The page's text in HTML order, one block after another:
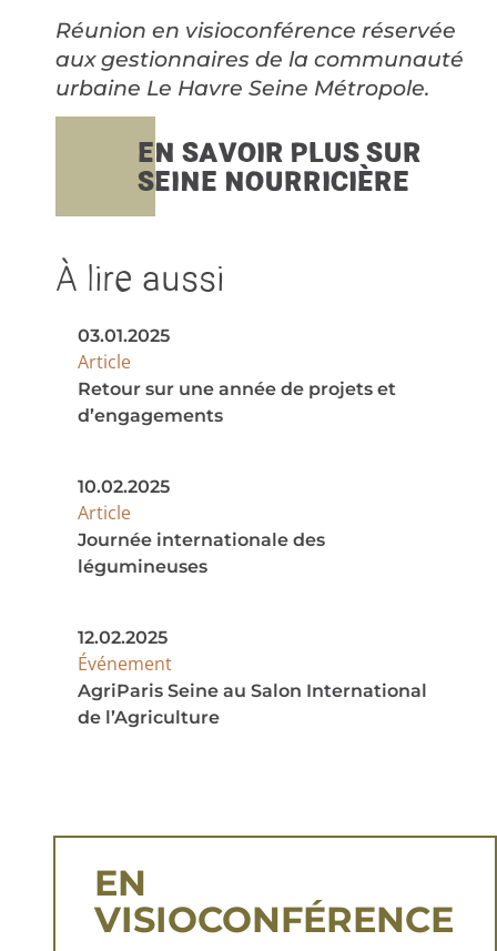
EN
VISIOCONFÉRENCE
Réunion en visioconférence réservée
aux gestionnaires de la communauté
urbaine Le Havre Seine Métropole.
EN SAVOIR PLUS SUR
SEINE NOURRICIÈRE
À lire aussi
03.01.2025
Article
Retour sur une année de projets et
d’engagements
10.02.2025
Article
Journée internationale des
légumineuses
12.02.2025
Événement
AgriParis Seine au Salon International
de l’Agriculture